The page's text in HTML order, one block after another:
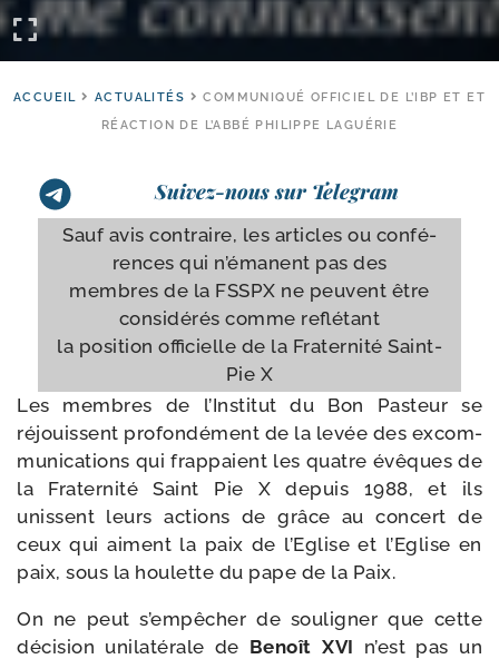
ACCUEIL ACTUALITÉS
COMMUNIQUÉ OFFICIEL DE L’IBP ET ET
RÉACTION DE L’ABBÉ PHILIPPE LAGUÉRIE
Suivez-nous sur Telegram
Sauf avis contraire, les articles ou confé­
rences qui n’é­manent pas des
membres de la FSSPX ne peuvent être
consi­dé­rés comme reflétant
la posi­tion offi­cielle de la Fraternité Saint-​
Pie X
Les membres de l’Institut du Bon Pasteur se
réjouissent pro­fon­dé­ment de la levée des excom­
mu­ni­ca­tions qui frap­paient les quatre évêques de
la Fraternité Saint Pie X depuis 1988, et ils
unissent leurs actions de grâce au concert de
ceux qui aiment la paix de l’Eglise et l’Eglise en
paix, sous la hou­lette du pape de la Paix.
On ne peut s’empêcher de sou­li­gner que cette
déci­sion uni­la­té­rale de Benoît XVI n’est pas un